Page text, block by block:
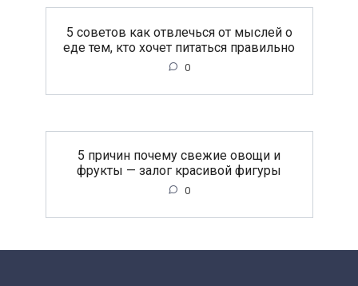
5 советов как отвлечься от мыслей о
еде тем, кто хочет питаться правильно
0
5 причин почему свежие овощи и
фрукты — залог красивой фигуры
0